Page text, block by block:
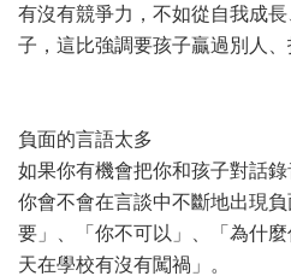
有沒有競爭力，不如從自我成
子，這比強調要孩子贏過別人、
負面的言語太多
如果你有機會把你和孩子對話
你會不會在言談中不斷地出現
要」、「你不可以」、「為什
天在學校有沒有闖禍」。